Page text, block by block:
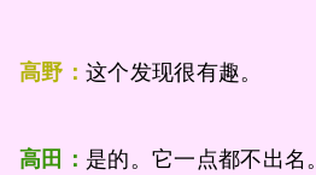
高野： 这个发现很有趣。
高田： 是的。它一点都不出名。